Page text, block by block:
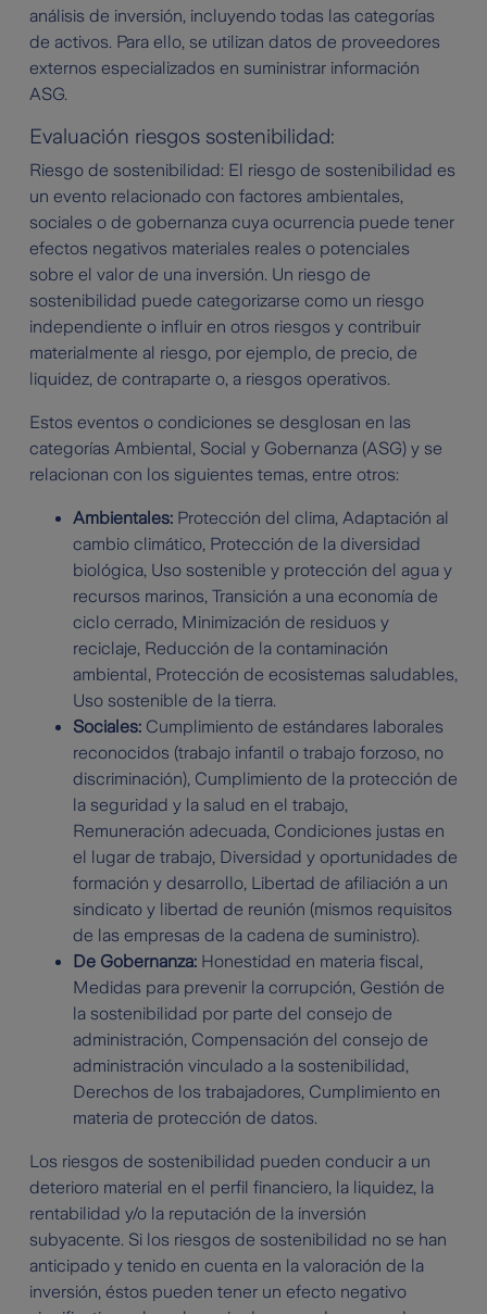
análisis de inversión, incluyendo todas las categorías
de activos. Para ello, se utilizan datos de proveedores
externos especializados en suministrar información
ASG.
Evaluación riesgos sostenibilidad:
Riesgo de sostenibilidad: El riesgo de sostenibilidad es
un evento relacionado con factores ambientales,
sociales o de gobernanza cuya ocurrencia puede tener
efectos negativos materiales reales o potenciales
sobre el valor de una inversión. Un riesgo de
sostenibilidad puede categorizarse como un riesgo
independiente o influir en otros riesgos y contribuir
materialmente al riesgo, por ejemplo, de precio, de
liquidez, de contraparte o, a riesgos operativos.
Estos eventos o condiciones se desglosan en las
categorías Ambiental, Social y Gobernanza (ASG) y se
relacionan con los siguientes temas, entre otros:
Ambientales: Protección del clima, Adaptación al
cambio climático, Protección de la diversidad
biológica, Uso sostenible y protección del agua y
recursos marinos, Transición a una economía de
ciclo cerrado, Minimización de residuos y
reciclaje, Reducción de la contaminación
ambiental, Protección de ecosistemas saludables,
Uso sostenible de la tierra.
Sociales: Cumplimiento de estándares laborales
reconocidos (trabajo infantil o trabajo forzoso, no
discriminación), Cumplimiento de la protección de
la seguridad y la salud en el trabajo,
Remuneración adecuada, Condiciones justas en
el lugar de trabajo, Diversidad y oportunidades de
formación y desarrollo, Libertad de afiliación a un
sindicato y libertad de reunión (mismos requisitos
de las empresas de la cadena de suministro).
De Gobernanza: Honestidad en materia fiscal,
Medidas para prevenir la corrupción, Gestión de
la sostenibilidad por parte del consejo de
administración, Compensación del consejo de
administración vinculado a la sostenibilidad,
Derechos de los trabajadores, Cumplimiento en
materia de protección de datos.
Los riesgos de sostenibilidad pueden conducir a un
deterioro material en el perfil financiero, la liquidez, la
rentabilidad y/o la reputación de la inversión
subyacente. Si los riesgos de sostenibilidad no se han
anticipado y tenido en cuenta en la valoración de la
inversión, éstos pueden tener un efecto negativo